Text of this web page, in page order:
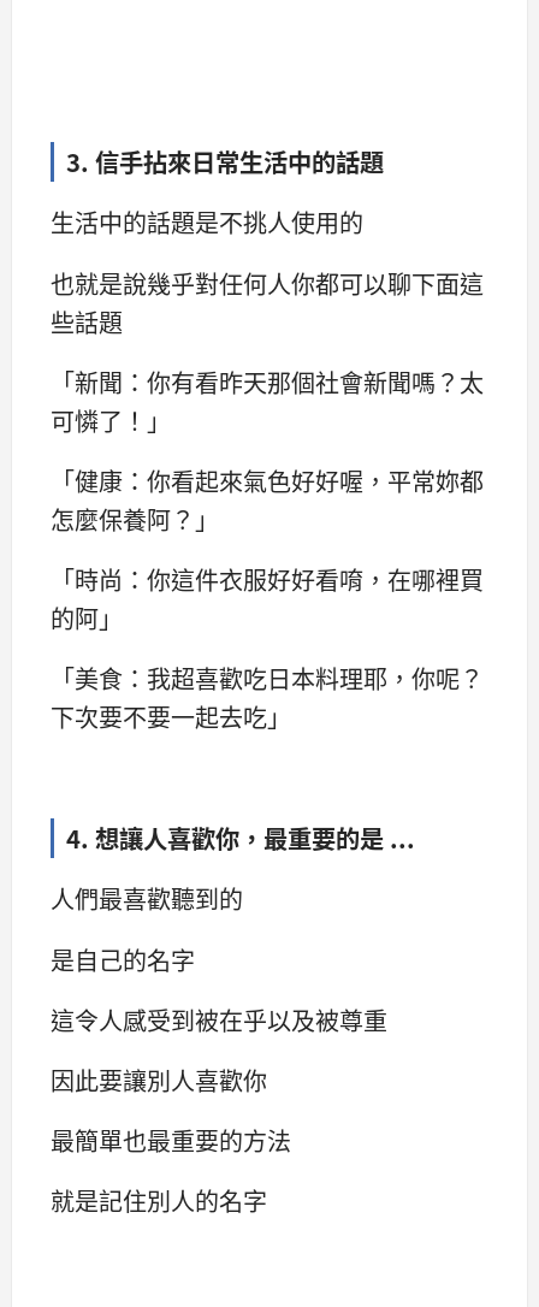
3. 信手拈來日常生活中的話題
生活中的話題是不挑人使用的
也就是說幾乎對任何人你都可以聊下面這
些話題
「新聞：你有看昨天那個社會新聞嗎？太
可憐了！」
「健康：你看起來氣色好好喔，平常妳都
怎麼保養阿？」
「時尚：你這件衣服好好看唷，在哪裡買
的阿」
「美食：我超喜歡吃日本料理耶，你呢？
下次要不要一起去吃」
4. 想讓人喜歡你，最重要的是 ...
人們最喜歡聽到的
是自己的名字
這令人感受到被在乎以及被尊重
因此要讓別人喜歡你
最簡單也最重要的方法
就是記住別人的名字